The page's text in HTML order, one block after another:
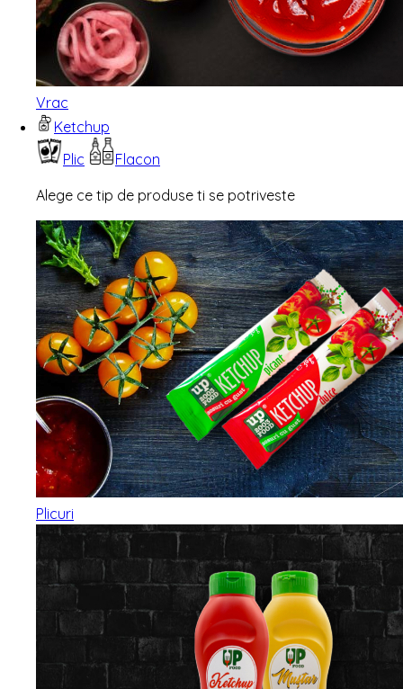
Vrac
Ketchup
Plic
Flacon
Alege ce tip de produse ti se potriveste
Plicuri